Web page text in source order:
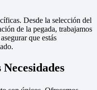
Desde la selección del
de la pegada, trabajamos
que estás